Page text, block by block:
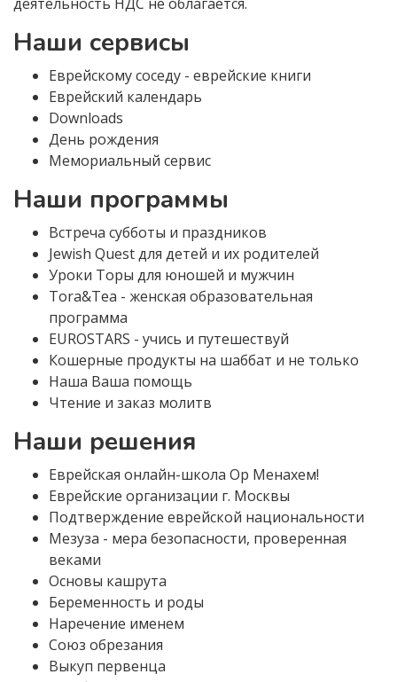
Наши сервисы
Еврейскому соседу - еврейские книги
Еврейский календарь
Downloads
День рождения
Мемориальный сервис
Наши программы
Встреча субботы и праздников
Jewish Quest для детей и их родителей
Уроки Торы для юношей и мужчин
Tora&Tea - женская образовательная
программа
EUROSTARS - учись и путешествуй
Кошерные продукты на шаббат и не только
Наша Ваша помощь
Чтение и заказ молитв
Наши решения
Еврейская онлайн-школа Ор Менахем!
Еврейские организации г. Москвы
Подтверждение еврейской национальности
Мезуза - мера безопасности, проверенная
веками
Основы кашрута
Беременность и роды
Наречение именем
Союз обрезания
Выкуп первенца